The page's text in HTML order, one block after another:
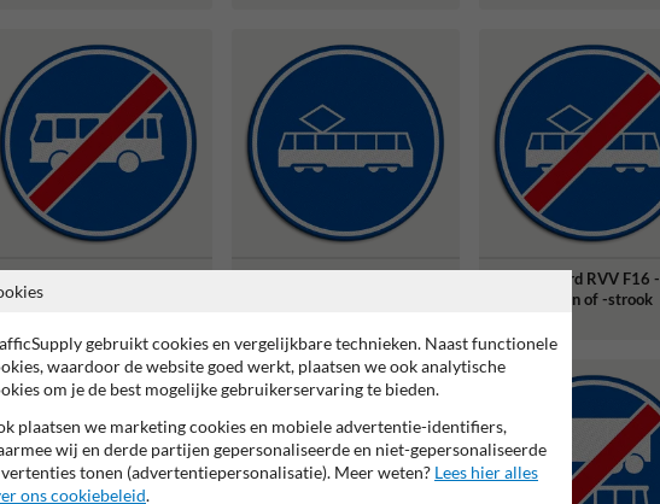
rijbaan of -strook
Verkeersbord RVV F16 -
Einde rijbaan of -strook
gebruikt cookies en vergelijkbare technieken. Naast functionele
waardoor de website goed werkt, plaatsen we ook analytische
om je de best mogelijke gebruikerservaring te bieden.
plaatsen we marketing cookies en mobiele advertentie-identifiers,
wij en derde partijen gepersonaliseerde en niet-gepersonaliseerde
tonen (advertentiepersonalisatie). Meer weten? Lees hier alles
ons cookiebeleid.